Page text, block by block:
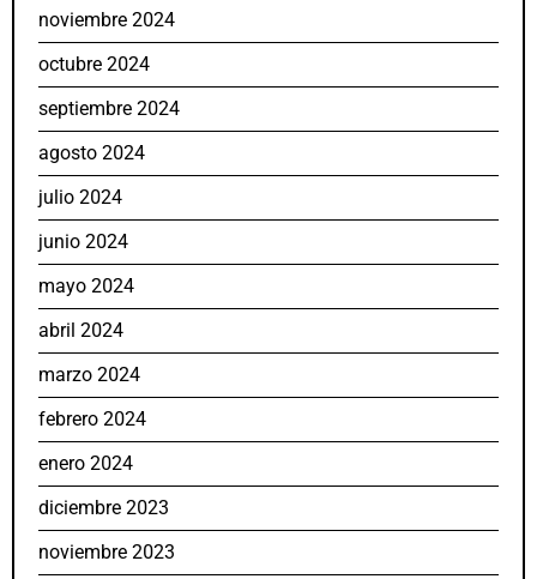
noviembre 2024
octubre 2024
septiembre 2024
agosto 2024
julio 2024
junio 2024
mayo 2024
abril 2024
marzo 2024
febrero 2024
enero 2024
diciembre 2023
noviembre 2023